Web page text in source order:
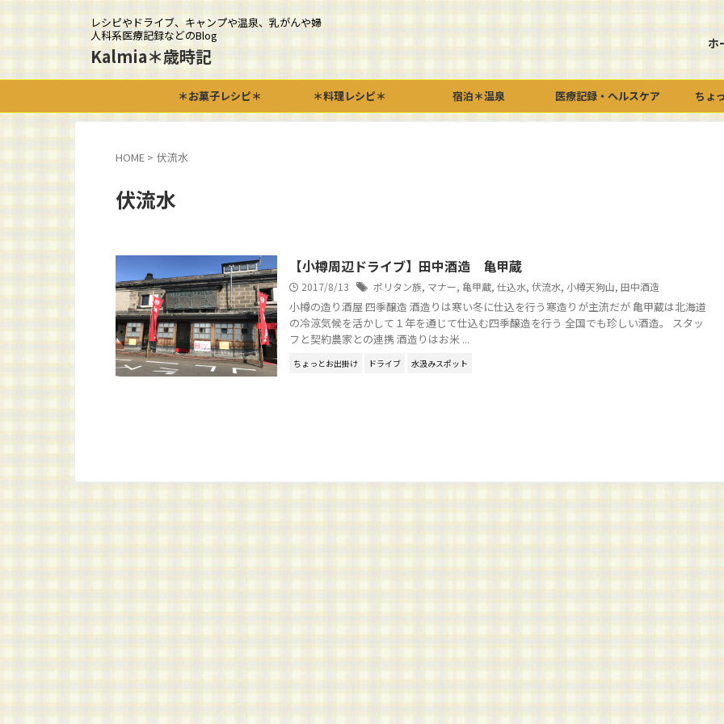
レシピやドライブ、キャンプや温泉、乳がんや婦
人科系医療記録などのBlog
Kalmia＊歳時記
ホ
＊お菓子レシピ＊ ＊料理レシピ＊ 宿泊＊温泉 医療記録・ヘルスケア ちょ
HOME > 伏流水
伏流水
【小樽周辺ドライブ】田中酒造 亀甲蔵
2017/8/13 ポリタン族, マナー, 亀甲蔵, 仕込水, 伏流水, 小樽天狗山, 田中酒造
小樽の造り酒屋 四季醸造 酒造りは寒い冬に仕込を行う寒造りが主流だが 亀甲蔵は北海道
の冷涼気候を活かして１年を通じて仕込む四季醸造を行う 全国でも珍しい酒造。 スタッ
フと契約農家との連携 酒造りはお米 ...
ちょっとお出掛け ドライブ 水汲みスポット